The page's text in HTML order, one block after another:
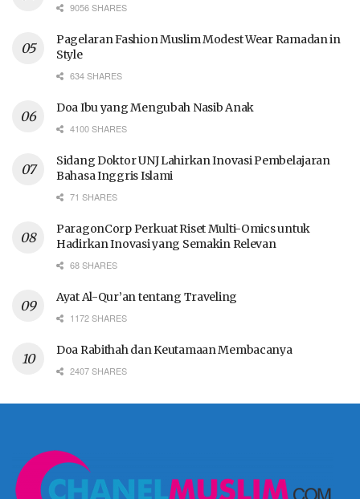
9056 SHARES
Pagelaran Fashion Muslim Modest Wear Ramadan in
Style
634 SHARES
Doa Ibu yang Mengubah Nasib Anak
4100 SHARES
Sidang Doktor UNJ Lahirkan Inovasi Pembelajaran
Bahasa Inggris Islami
71 SHARES
ParagonCorp Perkuat Riset Multi-Omics untuk
Hadirkan Inovasi yang Semakin Relevan
68 SHARES
Ayat Al-Qur’an tentang Traveling
1172 SHARES
Doa Rabithah dan Keutamaan Membacanya
2407 SHARES